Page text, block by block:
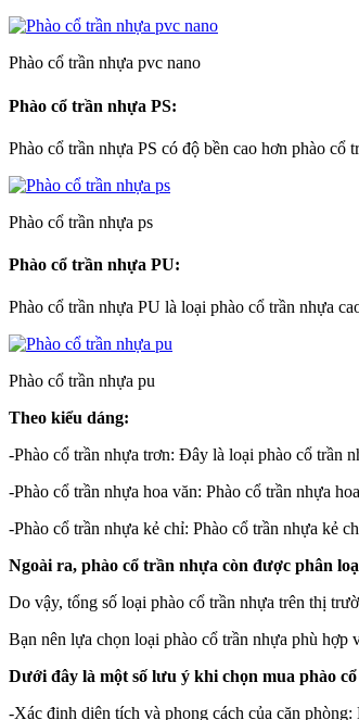
Phào cổ trần nhựa pvc nano
Phào cổ trần nhựa PS:
Phào cổ trần nhựa PS có độ bền cao hơn phào
Phào cổ trần nhựa ps
Phào cổ trần nhựa PU:
Phào cổ trần nhựa PU là loại phào cổ trần nhựa
Phào cổ trần nhựa pu
Theo kiểu dáng:
-Phào cổ trần nhựa trơn: Đây là loại phào cổ trần
-Phào cổ trần nhựa hoa văn: Phào cổ trần nhựa
-Phào cổ trần nhựa kẻ chỉ: Phào cổ trần nhựa kẻ
Ngoài ra, phào cổ trần nhựa còn được phân
Do vậy, tổng số loại phào cổ trần nhựa trên thị
Bạn nên lựa chọn loại phào cổ trần nhựa phù hợp
Dưới đây là một số lưu ý khi chọn mua phào
-Xác định diện tích và phong cách của căn